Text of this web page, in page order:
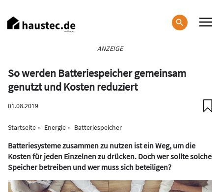
zum
Inhalt
ANZEIGE
So werden Batteriespeicher gemeinsam
genutzt und Kosten reduziert
01.08.2019
Startseite Energie Batteriespeicher
Batteriesysteme zusammen zu nutzen ist ein Weg, um die
Kosten für jeden Einzelnen zu drücken. Doch wer sollte solche
Speicher betreiben und wer muss sich beteiligen?